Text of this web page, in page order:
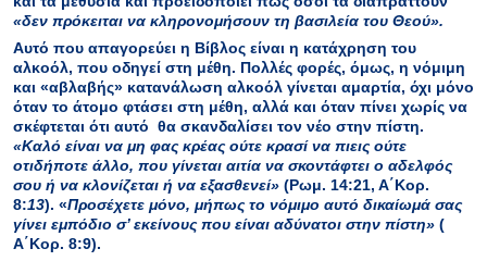
«δεν πρόκειται να κληρονομήσουν τη βασιλεία του Θεού».
Αυτό που απαγορεύει η Βίβλος είναι η κατάχρηση του
αλκοόλ, που οδηγεί στη μέθη. Πολλές φορές, όμως, η νόμιμη
και «αβλαβής» κατανάλωση αλκοόλ γίνεται αμαρτία, όχι μόνο
όταν το άτομο φτάσει στη μέθη, αλλά και όταν πίνει χωρίς να
σκέφτεται ότι αυτό θα σκανδαλίσει τον νέο στην πίστη.
«Καλό είναι να μη φας κρέας ούτε κρασί να πιεις ούτε
οτιδήποτε άλλο, που γίνεται αιτία να σκοντάφτει ο αδελφός
σου ή να κλονίζεται ή να εξασθενεί» (Ρωμ. 14:21, Α΄Κορ.
8:13). «Προσέχετε μόνο, μήπως το νόμιμο αυτό δικαίωμά σας
γίνει εμπόδιο σ’ εκείνους που είναι αδύνατοι στην πίστη» (
Α΄Κορ. 8:9).